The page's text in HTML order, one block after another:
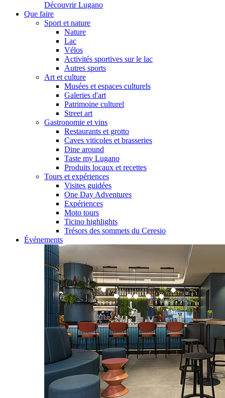
Découvrir Lugano
Que faire
Sport et nature
Nature
Lac
Vélos
Activités sportives sur le lac
Autres sports
Art et culture
Musées et espaces culturels
Galeries d'art
Patrimoine culturel
Street art
Gastronomie et vins
Restaurants et grotto
Caves viticoles et brasseries
Dine around
Taste my Lugano
Produits locaux et recettes
Tours et expériences
Visites guidées
One Day Adventures
Expériences
Moto tours
Ticino highlights
Trésors des sommets du Ceresio
Événements